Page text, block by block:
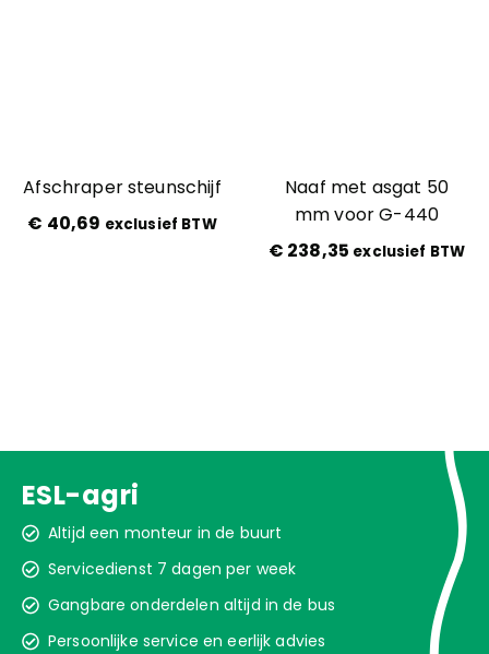
Afschraper steunschijf
€ 40,69 exclusief BTW
Naaf met asgat 50
mm voor G-440
€ 238,35 exclusief BTW
ESL-agri
Altijd een monteur in de buurt
Servicedienst 7 dagen per week
Gangbare onderdelen altijd in de bus
Persoonlijke service en eerlijk advies